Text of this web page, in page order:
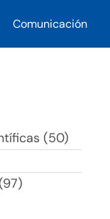
Comunicación
(50)